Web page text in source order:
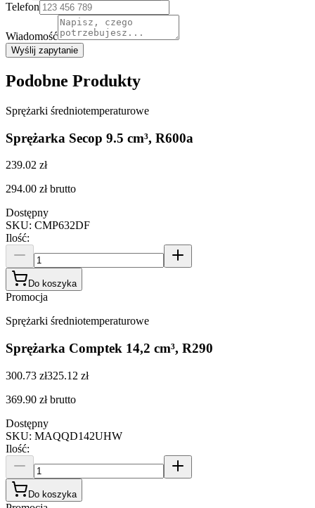
Telefon
Wiadomość
Wyślij zapytanie
Podobne Produkty
Sprężarki średniotemperaturowe
Sprężarka Secop 9.5 cm³, R600a
239.02 zł
294.00 zł brutto
Dostępny
SKU: CMP632DF
Ilość:
Do koszyka
Promocja
Sprężarki średniotemperaturowe
Sprężarka Comptek 14,2 cm³, R290
300.73 zł325.12 zł
369.90 zł brutto
Dostępny
SKU: MAQQD142UHW
Ilość:
Do koszyka